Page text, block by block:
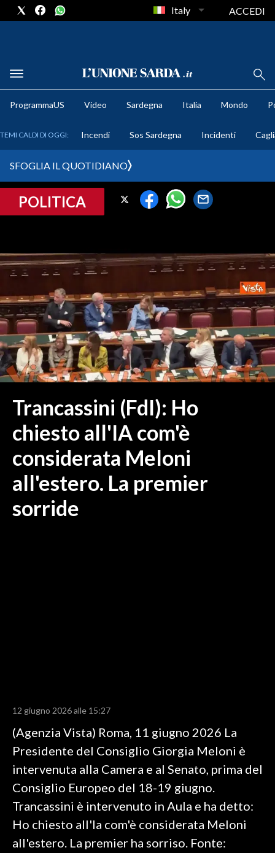
METEO
CRONACA SARDEGNA
SULCIS IGLESIENTE
ORISTANO E PROVINCIA
SASSARI E PROVINCIA
GALLURA
NUORO E PROVINCIA
OGLIASTRA
ITALIA
MONDO
POLITICA
ECONOMIA
VOLLEY
MOTORI
TENNIS
ALTRI SPORT
CULTURA
Italy ACCEDI
ProgrammaUS Video Sardegna Italia Mondo
TEMI CALDI DI OGGI: Incendi Sos Sardegna Incidenti
SFOGLIA IL QUOTIDIANO
POLITICA
Trancassini (FdI): Ho
chiesto all'IA com'è
considerata Meloni
all'estero. La premier
sorride
12 giugno 2026 alle 15:27
(Agenzia Vista) Roma, 11 giugno 2026 La
Presidente del Consiglio Giorgia Meloni è
intervenuta alla Camera e al Senato, prima del
Consiglio Europeo del 18-19 giugno.
Trancassini è intervenuto in Aula e ha detto:
Ho chiesto all'Ia com'è considerata Meloni
all'estero. La premier ha sorriso. Fonte: